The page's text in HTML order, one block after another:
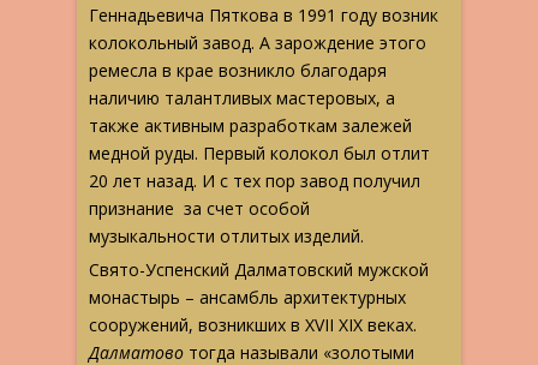
Геннадьевича Пяткова в 1991 году возник
колокольный завод. А зарождение этого
ремесла в крае возникло благодаря
наличию талантливых мастеровых, а
также активным разработкам залежей
медной руды. Первый колокол был отлит
20 лет назад. И с тех пор завод получил
признание за счет особой
музыкальности отлитых изделий.
Свято-Успенский Далматовский мужской
монастырь – ансамбль архитектурных
сооружений, возникших в XVII XIX веках.
Далматово тогда называли «золотыми